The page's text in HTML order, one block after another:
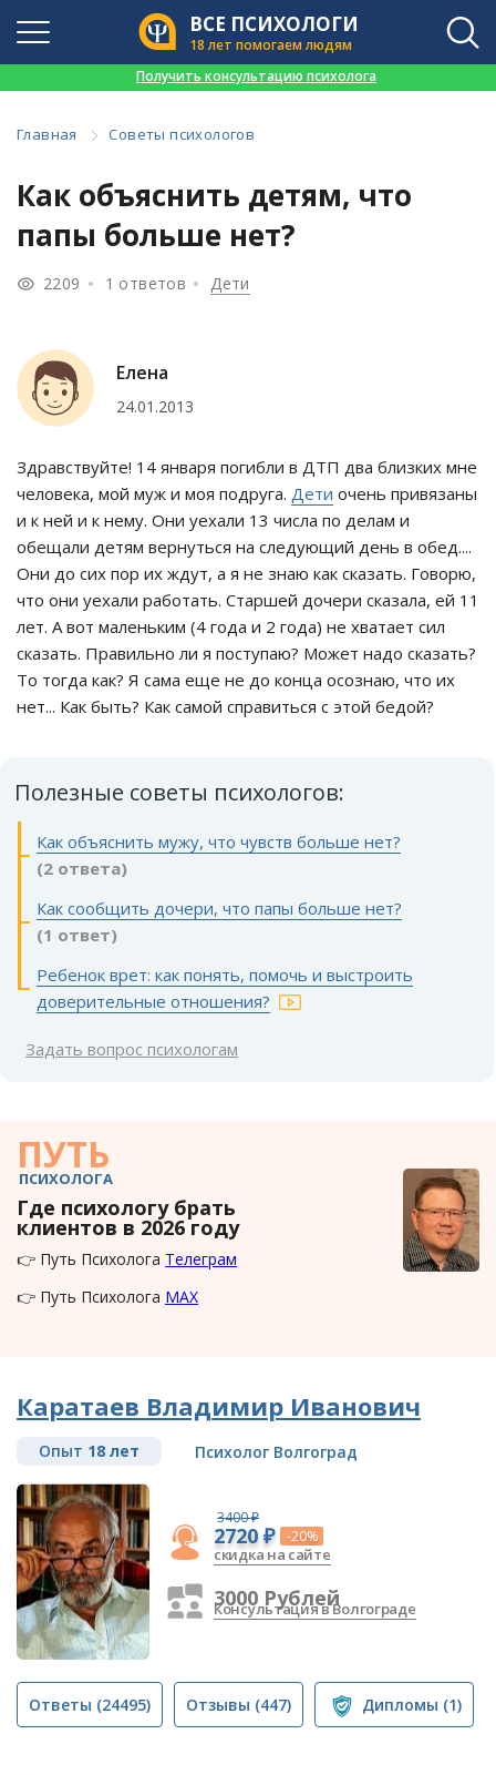
ВСЕ ПСИХОЛОГИ
18 лет помогаем людям
Получить консультацию психолога
Главная Советы психологов
Как объяснить детям, что
папы больше нет?
2209 1 ответов Дети
Елена
24.01.2013
Здравствуйте! 14 января погибли в ДТП два близких мне
человека, мой муж и моя подруга. Дети очень привязаны
и к ней и к нему. Они уехали 13 числа по делам и
обещали детям вернуться на следующий день в обед....
Они до сих пор их ждут, а я не знаю как сказать. Говорю,
что они уехали работать. Старшей дочери сказала, ей 11
лет. А вот маленьким (4 года и 2 года) не хватает сил
сказать. Правильно ли я поступаю? Может надо сказать?
То тогда как? Я сама еще не до конца осознаю, что их
нет... Как быть? Как самой справиться с этой бедой?
Полезные советы психологов:
Как объяснить мужу, что чувств больше нет?
(2 ответа)
Как сообщить дочери, что папы больше нет?
(1 ответ)
Ребенок врет: как понять, помочь и выстроить
доверительные отношения?
Задать вопрос психологам
ПУТЬ
ПСИХОЛОГА
Где психологу брать
клиентов в 2026 году
👉 Путь Психолога Телеграм
👉 Путь Психолога MAX
Каратаев Владимир Иванович
Опыт 18 лет Психолог Волгоград
3400 ₽
2720 ₽ -20%
скидка на сайте
3000 Рублей
Консультация в Волгограде
Ответы (24495) Отзывы (447) Дипломы (1)